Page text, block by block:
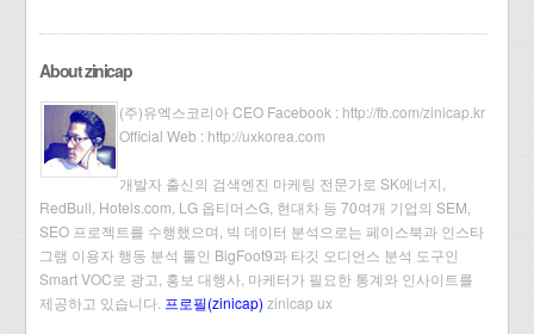
About zinicap
(주)유엑스코리아 CEO Facebook : http://fb.com/zinicap.kr
Official Web : http://uxkorea.com
개발자 출신의 검색엔진 마케팅 전문가로 SK에너지,
RedBull, Hotels.com, LG 옵티머스G, 현대차 등 70여개 기업의 SEM,
SEO 프로젝트를 수행했으며, 빅 데이터 분석으로는 페이스북과 인스타
그램 이용자 행동 분석 툴인 BigFoot9과 타깃 오디언스 분석 도구인
Smart VOC로 광고, 홍보 대행사, 마케터가 필요한 통계와 인사이트를
제공하고 있습니다. 프로필(zinicap) zinicap ux